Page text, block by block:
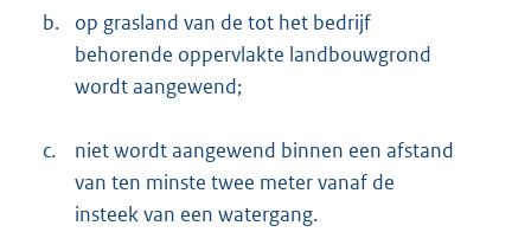
b.
op grasland van de tot het bedrijf
behorende oppervlakte landbouwgrond
wordt aangewend;
c.
niet wordt aangewend binnen een afstand
van ten minste twee meter vanaf de
insteek van een watergang.